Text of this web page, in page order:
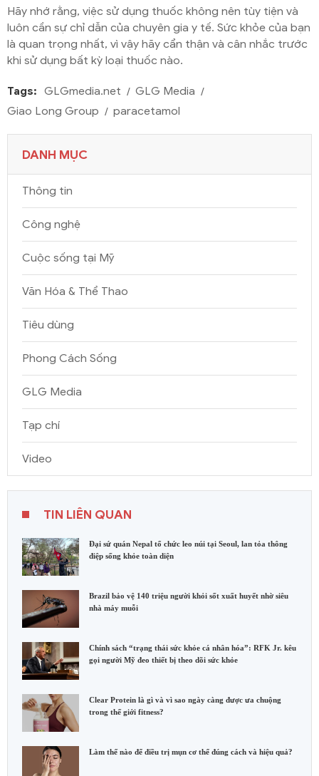
Hãy nhớ rằng, việc sử dụng thuốc không nên tùy tiện và
luôn cần sự chỉ dẫn của chuyên gia y tế. Sức khỏe của bạn
là quan trọng nhất, vì vậy hãy cẩn thận và cân nhắc trước
khi sử dụng bất kỳ loại thuốc nào.
Tags: GLGmedia.net
GLG Media
Giao Long Group
paracetamol
DANH MỤC
Thông tin
Công nghệ
Cuộc sống tại Mỹ
Văn Hóa & Thể Thao
Tiêu dùng
Phong Cách Sống
GLG Media
Tạp chí
Video
TIN LIÊN QUAN
Đại sứ quán Nepal tổ chức leo núi tại Seoul, lan tỏa thông
điệp sống khỏe toàn diện
Brazil bảo vệ 140 triệu người khỏi sốt xuất huyết nhờ siêu
nhà máy muỗi
Chính sách “trạng thái sức khỏe cá nhân hóa”: RFK Jr. kêu
gọi người Mỹ đeo thiết bị theo dõi sức khỏe
Clear Protein là gì và vì sao ngày càng được ưa chuộng
trong thế giới fitness?
Làm thế nào để điều trị mụn cơ thể đúng cách và hiệu quả?